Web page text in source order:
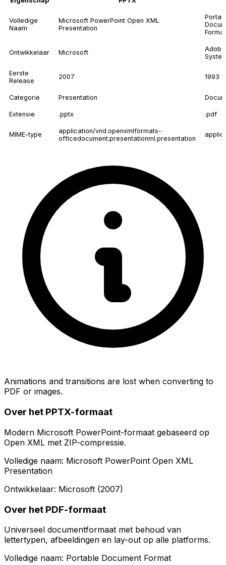
Volledige
Naam
Microsoft PowerPoint Open XML
Presentation
Format
Ontwikkelaar Microsoft
Adobe
Eerste
Release
2007 1993
Categorie Presentation
Extensie .pptx .pdf
MIME-type
application/vnd.openxmlformats-
officedocument.presentationml.presentation
Animations and transitions are lost when converting to
PDF or images.
Over het PPTX-formaat
Modern Microsoft PowerPoint-formaat gebaseerd op
Open XML met ZIP-compressie.
Volledige naam: Microsoft PowerPoint Open XML
Presentation
Ontwikkelaar: Microsoft (2007)
Over het PDF-formaat
Universeel documentformaat met behoud van
lettertypen, afbeeldingen en lay-out op alle platforms.
Volledige naam: Portable Document Format